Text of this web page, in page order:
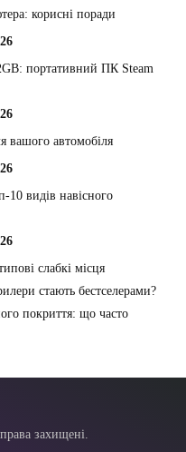
корисні поради
портативний ПК Steam
вашого автомобіля
10 видів навісного
слабкі місця
стають бестселерами?
покриття: що часто
захищені.